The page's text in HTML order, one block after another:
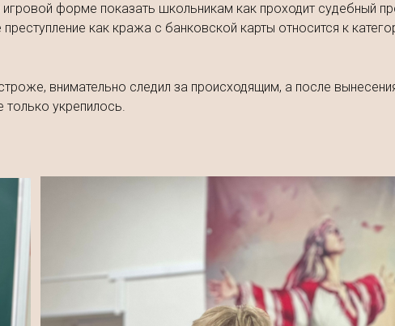
форме показать школьникам как проходит судебный
как кража с банковской карты относится к
внимательно следил за происходящим, а после
укрепилось.